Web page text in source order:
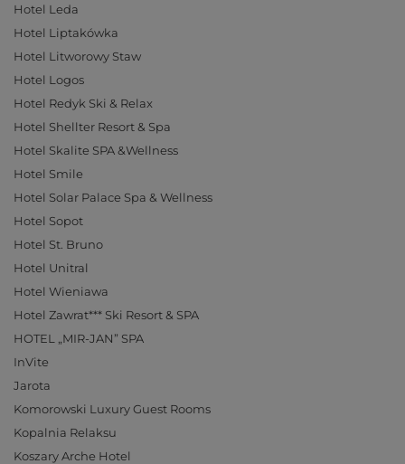
Hotel Leda
Hotel Liptakówka
Hotel Litworowy Staw
Hotel Logos
Hotel Redyk Ski & Relax
Hotel Shellter Resort & Spa
Hotel Skalite SPA &Wellness
Hotel Smile
Hotel Solar Palace Spa & Wellness
Hotel Sopot
Hotel St. Bruno
Hotel Unitral
Hotel Wieniawa
Hotel Zawrat*** Ski Resort & SPA
HOTEL „MIR-JAN” SPA
InVite
Jarota
Komorowski Luxury Guest Rooms
Kopalnia Relaksu
Koszary Arche Hotel